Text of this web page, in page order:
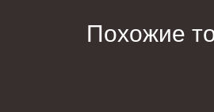
Похожие